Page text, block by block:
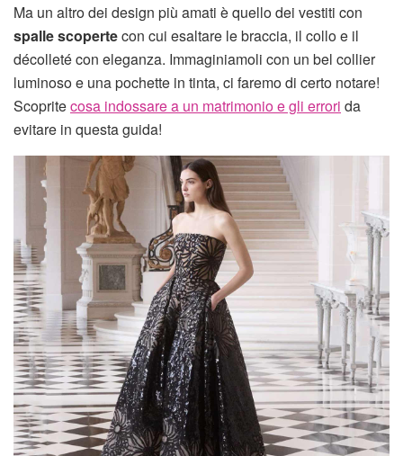
Ma un altro dei design più amati è quello dei vestiti con
spalle scopertecon cui esaltare le braccia, il collo e il
décolleté con eleganza. Immaginiamoli con un bel collier
luminoso e una pochette in tinta, ci faremo di certo notare!
Scopritecosa indossare a un matrimonio e gli errori da
evitare in questa guida!